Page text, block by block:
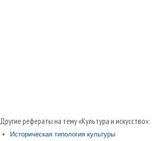
Другие рефераты на тему «Культура и искусство»:
Историческая типология культуры